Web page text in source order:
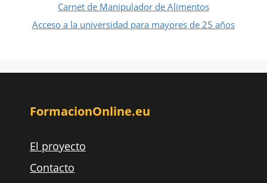
Carnet de Manipulador de Alimentos
Acceso a la universidad para mayores de 25 años
FormacionOnline.eu
El proyecto
Contacto